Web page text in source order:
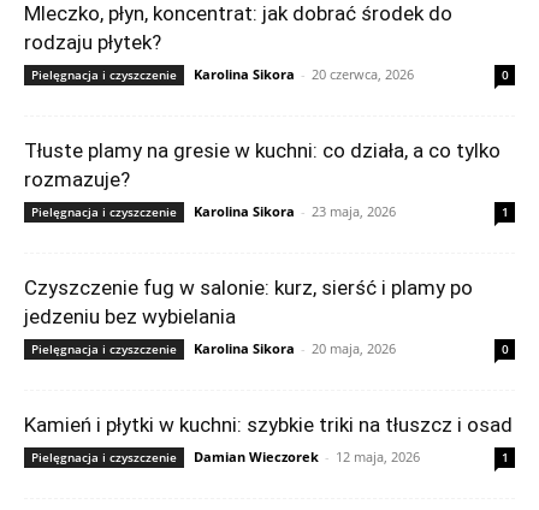
Mleczko, płyn, koncentrat: jak dobrać środek do
rodzaju płytek?
Pielęgnacja i czyszczenie Karolina Sikora - 20 czerwca, 2026 0
Tłuste plamy na gresie w kuchni: co działa, a co tylko
rozmazuje?
Pielęgnacja i czyszczenie Karolina Sikora - 23 maja, 2026 1
Czyszczenie fug w salonie: kurz, sierść i plamy po
jedzeniu bez wybielania
Pielęgnacja i czyszczenie Karolina Sikora - 20 maja, 2026 0
Kamień i płytki w kuchni: szybkie triki na tłuszcz i osad
Pielęgnacja i czyszczenie Damian Wieczorek - 12 maja, 2026 1